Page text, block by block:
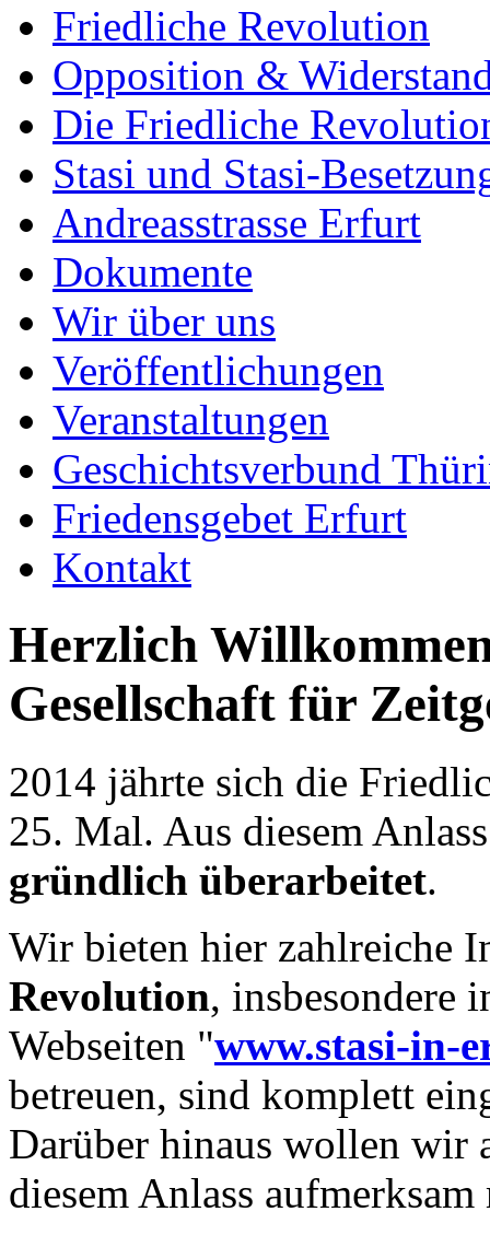
Friedliche Revolution
Opposition &
Die Friedliche
Stasi und Stasi-
Andreasstrasse Erfurt
Dokumente
Wir über uns
Veröffentlichungen
Veranstaltungen
Geschichtsverbund
Friedensgebet Erfurt
Kontakt
Herzlich
Gesellschaft für
2014 jährte sich die
25. Mal. Aus diesem
gründlich überarbeitet.
Wir bieten hier zahlreiche
Revolution, insbesondere
Webseiten "www.stasi-in-
betreuen, sind komplett
Darüber hinaus wollen wir
diesem Anlass aufmerksam